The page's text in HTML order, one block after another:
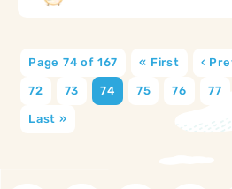
Page 74 of 167 « First ‹
72 73 74 75 76 77
Last »